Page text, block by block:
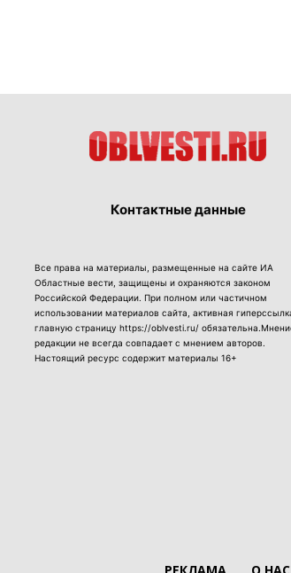
Контактные данные
Все права на материалы, размещенные на сайте ИА
Областные вести, защищены и охраняются законом
Российской Федерации. При полном или частичном
использовании материалов сайта, активная
главную страницу https://oblvesti.ru/
редакции не всегда совпадает с мнением авторов.
Настоящий ресурс содержит материалы 16+
РЕКЛАМА О НАС